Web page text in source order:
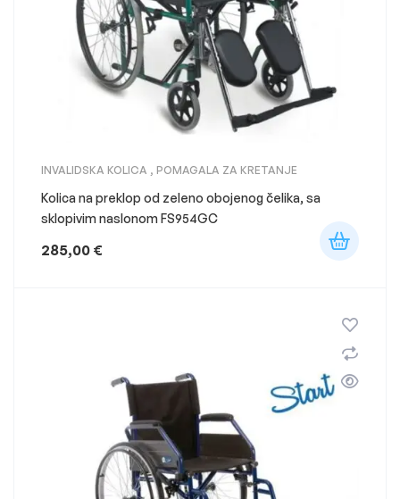
INVALIDSKA KOLICA , POMAGALA ZA KRETANJE
Kolica na preklop od zeleno obojenog čelika, sa
sklopivim naslonom FS954GC
285,00 €